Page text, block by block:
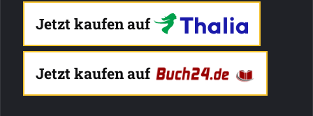
Jetzt kaufen auf
Jetzt kaufen auf